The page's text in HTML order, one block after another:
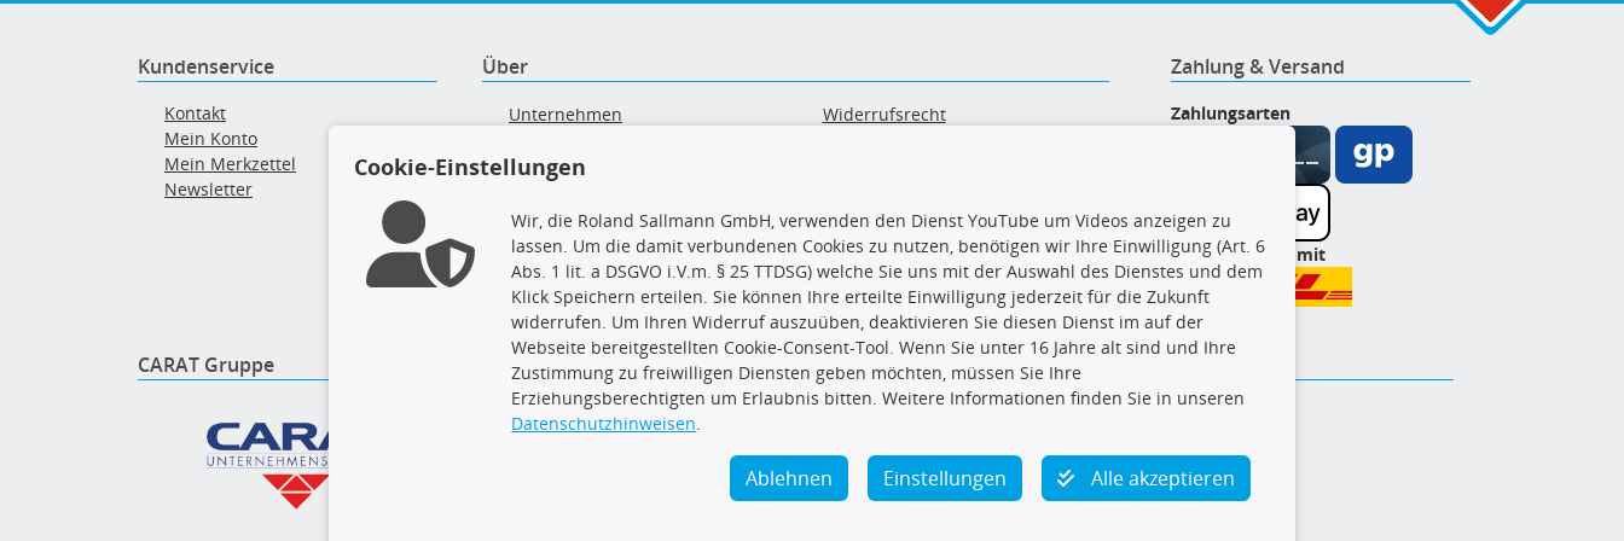
Kundenservice
Kontakt
Mein Konto
Mein Merkzettel
Newsletter
Über
Unternehmen
Versand & Zahlung
Widerrufsrecht
Barrierefreiheitserklärung
Zahlung & Versand
Zahlungsarten
Wir versenden mit
CARAT Gruppe Folge uns TecDoc Inside
Cookie-Einstellungen
Wir, die Roland Sallmann GmbH, verwenden den Dienst YouTube um Videos anzeigen zu
lassen. Um die damit verbundenen Cookies zu nutzen, benötigen wir Ihre Einwilligung (Art. 6
Abs. 1 lit. a DSGVO i.V.m. § 25 TTDSG) welche Sie uns mit der Auswahl des Dienstes und dem
Klick Speichern erteilen. Sie können Ihre erteilte Einwilligung jederzeit für die Zukunft
widerrufen. Um Ihren Widerruf auszuüben, deaktivieren Sie diesen Dienst im auf der
Webseite bereitgestellten Cookie-Consent-Tool. Wenn Sie unter 16 Jahre alt sind und Ihre
Zustimmung zu freiwilligen Diensten geben möchten, müssen Sie Ihre
Erziehungsberechtigten um Erlaubnis bitten. Weitere Informationen finden Sie in unseren
Datenschutzhinweisen.
Alle akzeptieren
Einstellungen
Ablehnen